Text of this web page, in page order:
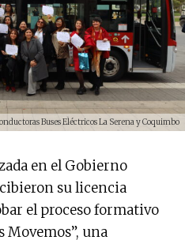
Buses Eléctricos La Serena y Coquimbo
en el Gobierno
su licencia
el proceso formativo
Movemos”, una